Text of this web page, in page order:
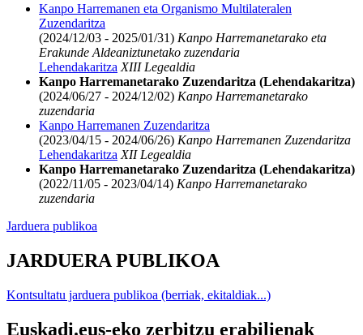
Kanpo Harremanen eta Organismo Multilateralen
Zuzendaritza
(2024/12/03 - 2025/01/31) Kanpo Harremanetarako eta
Erakunde Aldeaniztunetako zuzendaria
Lehendakaritza XIII Legealdia
Kanpo Harremanetarako Zuzendaritza (Lehendakaritza)
(2024/06/27 - 2024/12/02) Kanpo Harremanetarako
zuzendaria
Kanpo Harremanen Zuzendaritza
(2023/04/15 - 2024/06/26) Kanpo Harremanen Zuzendaritza
Lehendakaritza XII Legealdia
Kanpo Harremanetarako Zuzendaritza (Lehendakaritza)
(2022/11/05 - 2023/04/14) Kanpo Harremanetarako
zuzendaria
Jarduera publikoa
JARDUERA PUBLIKOA
Kontsultatu jarduera publikoa (berriak, ekitaldiak...)
Euskadi.eus-eko zerbitzu erabilienak